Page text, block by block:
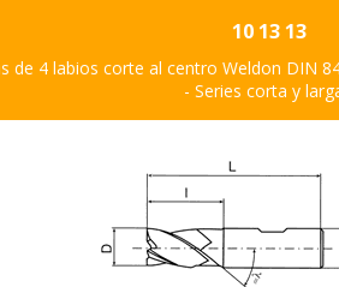
10 13 13
de 4 labios corte al centro Weldon DIN
- Series corta y